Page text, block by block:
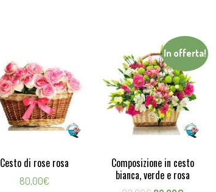
Cesto di rose rosa
80,00€
In offerta!
Composizione in cesto
bianca, verde e rosa